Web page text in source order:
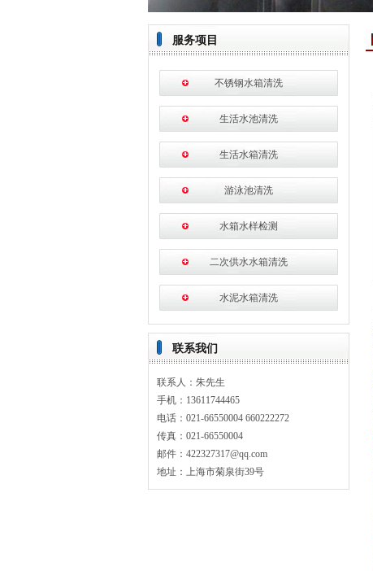
服务项目
不锈钢水箱清洗
生活水池清洗
生活水箱清洗
游泳池清洗
水箱水样检测
二次供水水箱清洗
水泥水箱清洗
联系我们
联系人：朱先生
手机：13611744465
电话：021-66550004 660222272
传真：021-66550004
邮件：422327317@qq.com
地址：上海市菊泉街39号